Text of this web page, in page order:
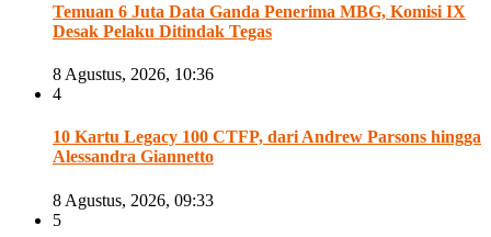
Temuan 6 Juta Data Ganda Penerima MBG, Komisi IX
Desak Pelaku Ditindak Tegas
8 Agustus, 2026, 10:36
4
10 Kartu Legacy 100 CTFP, dari Andrew Parsons hingga
Alessandra Giannetto
8 Agustus, 2026, 09:33
5